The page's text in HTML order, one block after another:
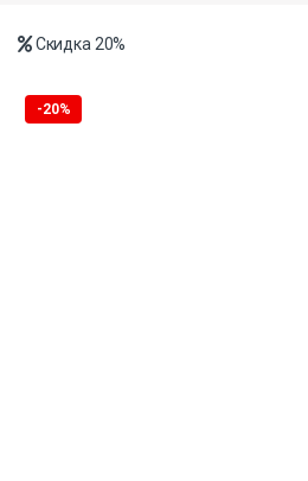
Скидка 20%
-20%